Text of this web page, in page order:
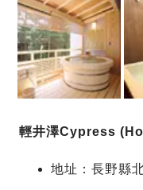
輕井澤Cypress
地址：長野縣